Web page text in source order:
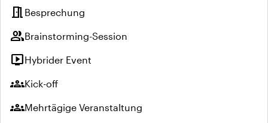
meeting_room Besprechung
groupBrainstorming-Session
live_tvHybrider Event
groupsKick-off
groupsMehrtägige Veranstaltung